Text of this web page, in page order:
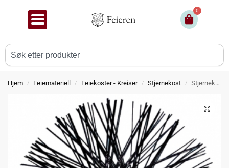
0
Hjem / Feiemateriell / Feiekoster - Kreiser / Stjernekost / Stjernekost i kunststoff